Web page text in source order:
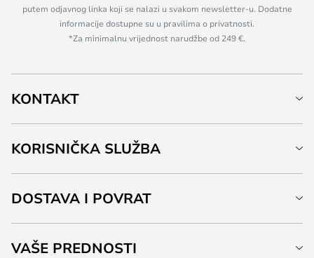
putem odjavnog linka koji se nalazi u svakom newsletter-u. Dodatne
informacije dostupne su u pravilima o privatnosti.
*Za minimalnu vrijednost narudžbe od 249 €.
KONTAKT
KORISNIČKA SLUŽBA
DOSTAVA I POVRAT
VAŠE PREDNOSTI